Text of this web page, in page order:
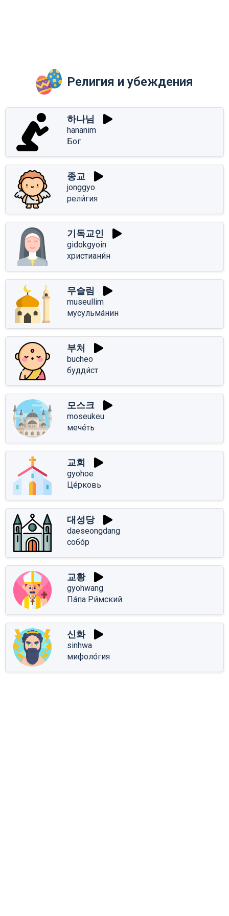
Религия и убеждения
하나님
hananim
Бог
종교
jonggyo
рели́гия
기독교인
gidokgyoin
христиани́н
무슬림
museullim
мусульма́нин
부처
bucheo
будди́ст
모스크
moseukeu
мече́ть
교회
gyohoe
Це́рковь
대성당
daeseongdang
собо́р
교황
gyohwang
Па́па Ри́мский
신화
sinhwa
мифоло́гия